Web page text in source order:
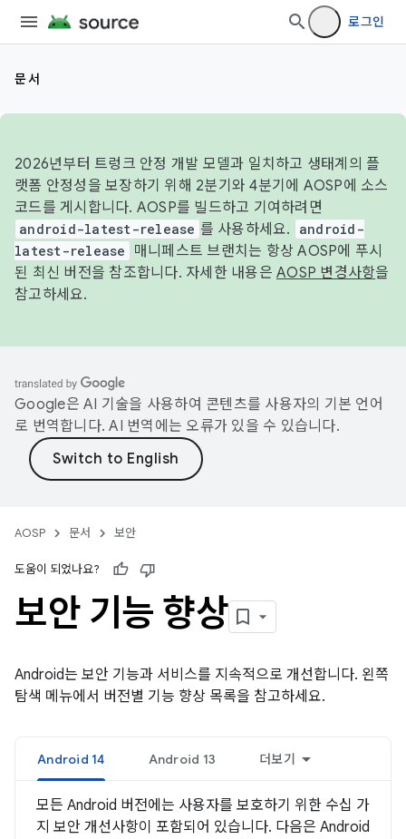
로그인
문서
2026년부터 트렁크 안정 개발 모델과 일치하고 생태계의 플
랫폼 안정성을 보장하기 위해 2분기와 4분기에 AOSP에 소스
코드를 게시합니다. AOSP를 빌드하고 기여하려면
android-latest-release 를 사용하세요.
android-
latest-release
매니페스트 브랜치는 항상 AOSP에 푸시
된 최신 버전을 참조합니다. 자세한 내용은 AOSP 변경사항을
참고하세요.
Google은 AI 기술을 사용하여 콘텐츠를 사용자의 기본 언어
로 번역합니다. AI 번역에는 오류가 있을 수 있습니다.
AOSP 문서 보안
도움이 되었나요?
보안 기능 향상
Android는 보안 기능과 서비스를 지속적으로 개선합니다. 왼쪽
탐색 메뉴에서 버전별 기능 향상 목록을 참고하세요.
Android 14 Android 13 더보기
모든 Android 버전에는 사용자를 보호하기 위한 수십 가
지 보안 개선사항이 포함되어 있습니다. 다음은 Android